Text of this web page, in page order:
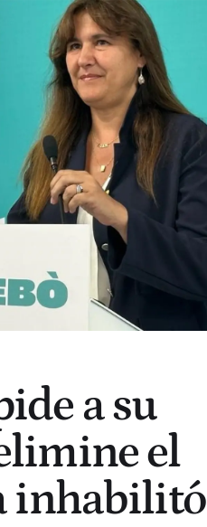
a su
el
inhabilitó